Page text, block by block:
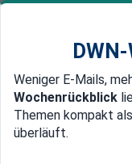
Newsticker
Edelmetalle
Weniger E-Mails,
Wochenrückblick
Themen kompakt
überläuft.